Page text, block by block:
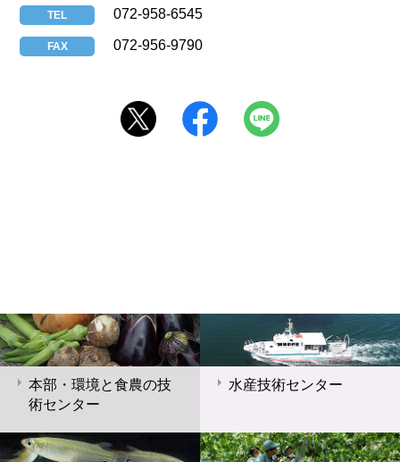
TEL 072-958-6545
FAX 072-956-9790
本部・環境と食農の技
術センター
水産技術センター